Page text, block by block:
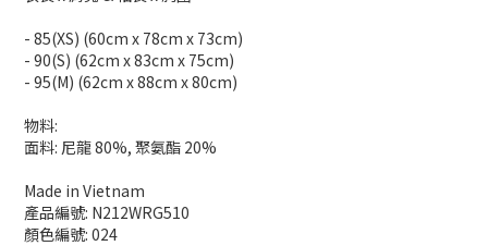
- 85(XS) (60cm x 78cm x 73cm)
- 90(S) (62cm x 83cm x 75cm)
- 95(M) (62cm x 88cm x 80cm)
物料:
面料: 尼龍 80%, 聚氨酯 20%
Made in Vietnam
產品編號: N212WRG510
顏色編號: 024